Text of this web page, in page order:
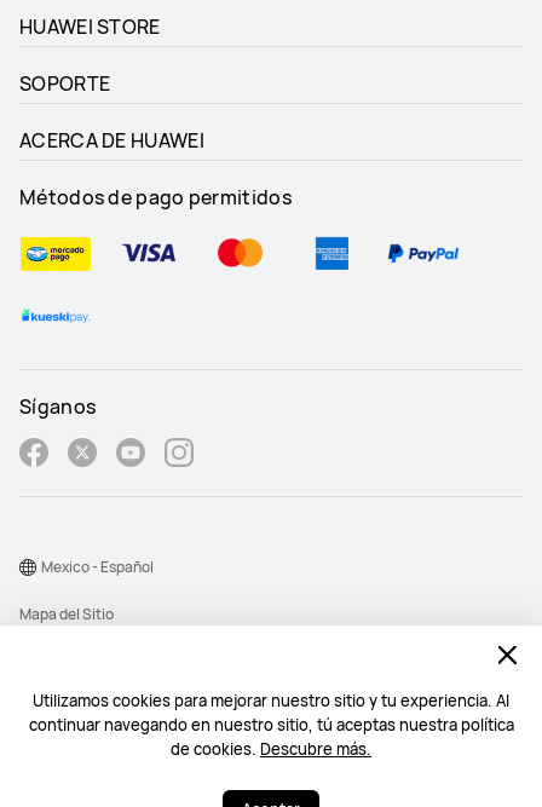
Utilizamos cookies para mejorar nuestro sitio y tu experiencia. Al
continuar navegando en nuestro sitio, tú aceptas nuestra política
de cookies. Descubre más.
HUAWEI STORE
SOPORTE
ACERCA DE HUAWEI
Métodos de pago permitidos
Síganos
©2026 Huawei Device Co., Ltd. All rights reserved.
Mapa del Sitio
Declaración de privacidad
Mexico - Español